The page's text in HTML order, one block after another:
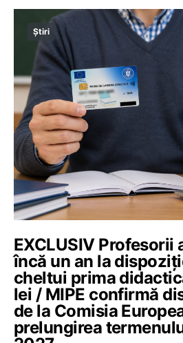
Știri
EXCLUSIV Profesorii
încă un an la
cheltui prima
lei / MIPE confirmă
de la Comisia
prelungirea